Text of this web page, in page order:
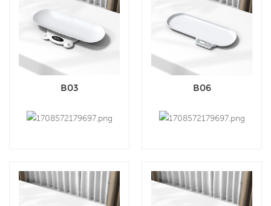
B03 B06